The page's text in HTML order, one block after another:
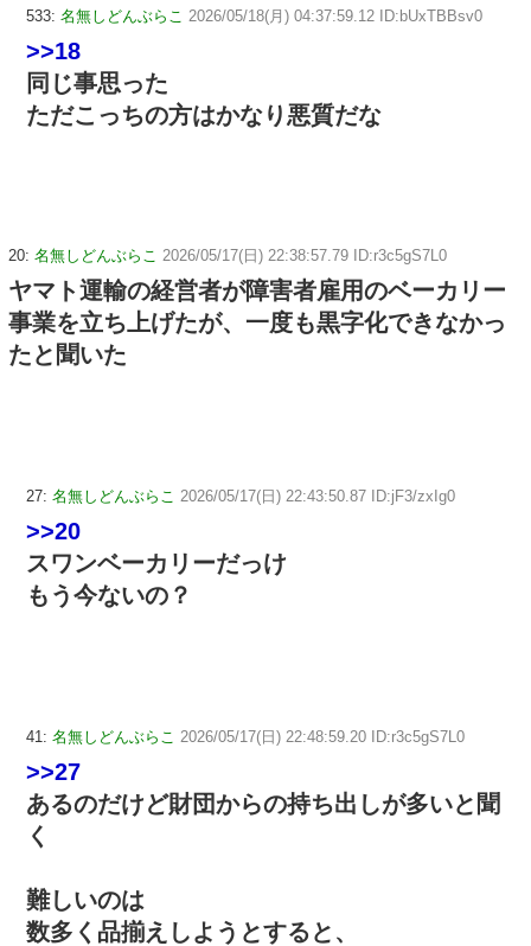
533: 名無しどんぶらこ 2026/05/18(月) 04:37:59.12 ID:bUxTBBsv0
>>18
同じ事思った
ただこっちの方はかなり悪質だな
20: 名無しどんぶらこ 2026/05/17(日) 22:38:57.79 ID:r3c5gS7L0
ヤマト運輸の経営者が障害者雇用のベーカリー
事業を立ち上げたが、一度も黒字化できなかっ
たと聞いた
27: 名無しどんぶらこ 2026/05/17(日) 22:43:50.87 ID:jF3/zxIg0
>>20
スワンベーカリーだっけ
もう今ないの？
41: 名無しどんぶらこ 2026/05/17(日) 22:48:59.20 ID:r3c5gS7L0
>>27
あるのだけど財団からの持ち出しが多いと聞
く
難しいのは
数多く品揃えしようとすると、